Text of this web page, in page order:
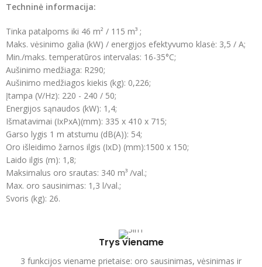
Techninė informacija:
Tinka patalpoms iki 46 m² / 115 m³ ;
Maks. vėsinimo galia (kW) / energijos efektyvumo klasė: 3,5 / A;
Min./maks. temperatūros intervalas: 16-35°C;
Aušinimo medžiaga: R290;
Aušinimo medžiagos kiekis (kg): 0,226;
Įtampa (V/Hz): 220 - 240 / 50;
Energijos sąnaudos (kW): 1,4;
Išmatavimai (IxPxA)(mm): 335 x 410 x 715;
Garso lygis 1 m atstumu (dB(A)): 54;
Oro išleidimo žarnos ilgis (IxD) (mm):1500 x 150;
Laido ilgis (m): 1,8;
Maksimalus oro srautas: 340 m³ /val.;
Max. oro sausinimas: 1,3 l/val.;
Svoris (kg): 26.
Trys viename
3 funkcijos viename prietaise: oro sausinimas, vėsinimas ir